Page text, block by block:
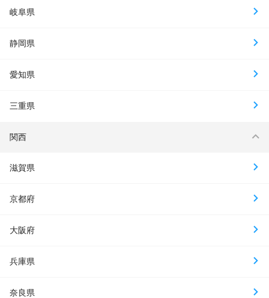
岐阜県
静岡県
愛知県
三重県
関西
滋賀県
京都府
大阪府
兵庫県
奈良県